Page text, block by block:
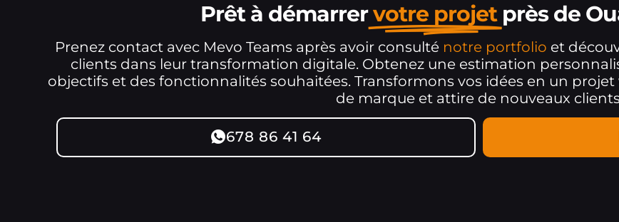
Prêt à démarrervotre projet près de
Prenez contact avec Mevo Teams après avoir consulté notre portfolio et
clients dans leur transformation digitale. Obtenez une estimation
objectifs et des fonctionnalités souhaitées. Transformons vos idées en un
de marque et attire de nouveaux
678 86 41 64